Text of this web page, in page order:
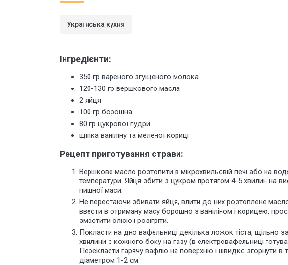
Українська кухня
Інгредієнти:
350 гр вареного згущеного молока
120-130 гр вершкового масла
2 яйця
100 гр борошна
80 гр цукрової пудри
щіпка ваніліну та меленої кориці
Рецепт приготування страви:
Вершкове масло розтопити в мікрохвильовій печі або на
температури. Яйця збити з цукром протягом 4-5 хвилин на
пишної маси.
Не перестаючи збивати яйця, влити до них розтоплене
ввести в отриману масу борошно з ваніліном і корицею,
змастити олією і розігріти.
Покласти на дно вафельниці декілька ложок тіста, щільно
хвилини з кожного боку на газу (в електровафельниці
Перекласти гарячу вафлю на поверхню і швидко згорнути в
діаметром 1-2 см.